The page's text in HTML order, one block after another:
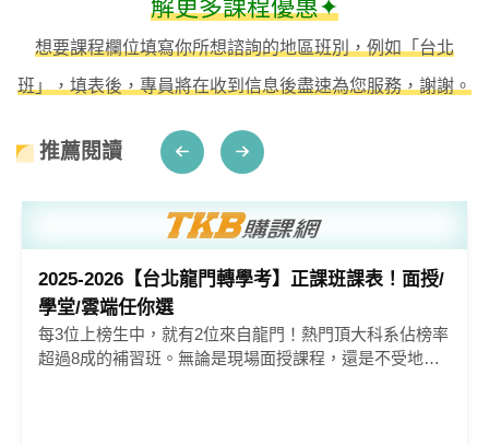
解更多課程優惠✦
想要課程欄位填寫你所想諮詢的地區班別，例如「台北
班」，填表後，專員將在收到信息後盡速為您服務，謝謝。
推薦閱讀
2025-2026【台北龍門轉學考】正課班課表！面授/
學堂/雲端任你選
每3位上榜生中，就有2位來自龍門！熱門頂大科系佔榜率
超過8成的補習班。無論是現場面授課程，還是不受地點